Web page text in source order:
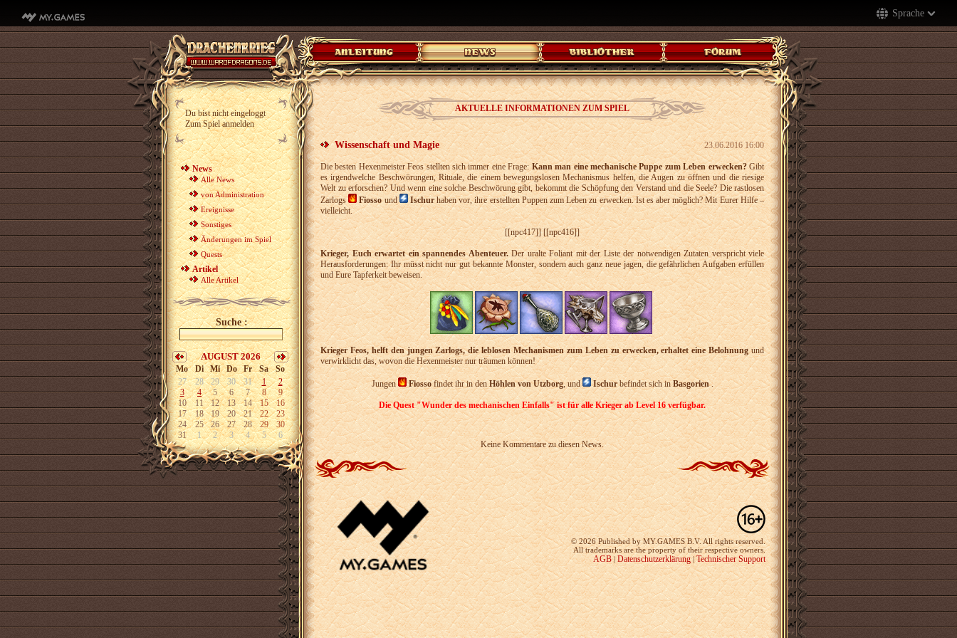
Sprache
Du bist nicht eingeloggt
Zum Spiel anmelden
News
Alle News
von Administration
Ereignisse
Sonstiges
Änderungen im Spiel
Quests
Artikel
Alle Artikel
Suche :
AUGUST 2026
Mo Di Mi Do Fr Sa
So
27
28 29 30 31 1
2
3
4 5 6 7 8
9
10
11 12 13 14 15
16
17
18 19 20 21 22
23
24
25 26 27 28 29
30
31
1 2 3 4 5 6
AKTUELLE INFORMATIONEN ZUM SPIEL
Wissenschaft und Magie 23.06.2016 16:00
Die besten Hexenmeister Feos stellten sich immer eine Frage:Kann man eine mechanische Puppe zum Leben erwecken?Gibt
es irgendwelche Beschwörungen, Rituale, die einem bewegungslosen Mechanismus helfen, die Augen zu öffnen und die riesige
Welt zu erforschen? Und wenn eine solche Beschwörung gibt, bekommt die Schöpfung den Verstand und die Seele? Die rastlosen
Zarlogs
Fiossound Ischurhaben vor, ihre erstellten Puppen zum Leben zu erwecken. Ist es aber möglich? Mit Eurer Hilfe –
vielleicht.
[[npc417]] [[npc416]]
Krieger, Euch erwartet ein spannendes Abenteuer.Der uralte Foliant mit der Liste der notwendigen Zutaten verspricht viele
Herausforderungen: Ihr müsst nicht nur gut bekannte Monster, sondern auch ganz neue jagen, die gefährlichen Aufgaben erfüllen
und Eure Tapferkeit beweisen.
Krieger Feos, helft den jungen Zarlogs, die leblosen Mechanismen zum Leben zu erwecken, erhaltet eine Belohnungund
verwirklicht das, wovon die Hexenmeister nur träumen können!
Jungen Fiossofindet ihr in denHöhlen von Utzborg, und Ischurbefindet sich inBasgorien.
Die Quest "Wunder des mechanischen Einfalls" ist für alle Krieger ab Level 16 verfügbar.
Keine Kommentare zu diesen News.
©2026 Published by MY.GAMES B.V. All rights reserved.
All trademarks are the property of their respective owners.
AGB|Datenschutzerklärung|Technischer Support